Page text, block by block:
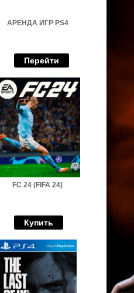
АРЕНДА ИГР PS4
Перейти
FC 24 (FIFA 24)
Купить